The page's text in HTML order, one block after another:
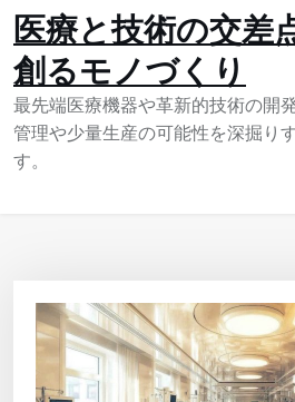
Skip
to
content
医療と技術の交差
創るモノづくり
最先端医療機器や革新的技術の開
管理や少量生産の可能性を深掘り
す。